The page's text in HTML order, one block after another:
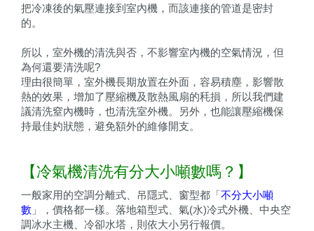
把冷凍後的氣壓連接到室內機，而該連接的管道是密封
的。
所以，室外機的清洗與否，不影響室內機的空氣情況，但
為何還要清洗呢?
理由很簡單，室外機長期放置在外面，容易積塵，影響散
熱的效果，增加了壓縮機及散熱風扇的秏損，所以我們建
議清洗窒內機時，也清洗室外機。另外，也能讓壓縮機保
持最佳妁狀態，避免額外的維修開支。
【冷氣機清洗有分大小噸數嗎？】
一般家用的空調分離式、吊隱式、窗型都「不分大小噸
數 」，價格都一樣。落地箱型式、氣(水)冷式外機、中央空
調冰水主機、冷卻水塔，則依大小另行報價。